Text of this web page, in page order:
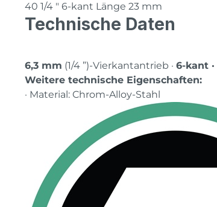
40 1/4 ″ 6-kant Länge 23 mm
Technische Daten
6,3 mm (1/4 ”)-Vierkantantrieb · 6-kant ·
Weitere technische Eigenschaften:
· Material: Chrom-Alloy-Stahl